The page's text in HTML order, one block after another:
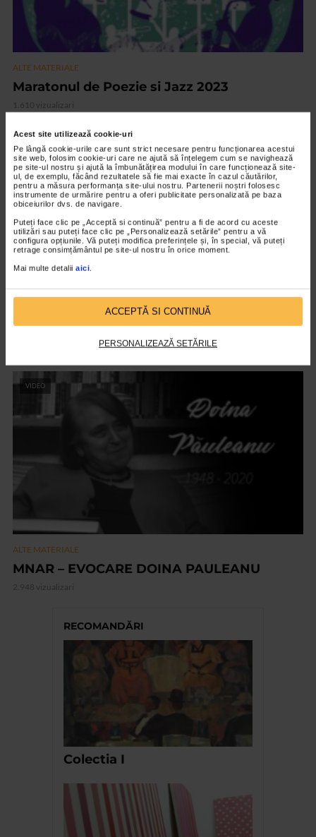
Acest site utilizează cookie-uri
Pe lângă cookie-urile care sunt strict necesare pentru funcționarea acestui
site web, folosim cookie-uri care ne ajută să înțelegem cum se navighează
pe site-ul nostru și ajută la îmbunătățirea modului în care funcționează site-
ul, de exemplu, făcând rezultatele să fie mai exacte în cazul căutărilor,
pentru a măsura performanța site-ului nostru. Partenerii noștri folosesc
instrumente de urmărire pentru a oferi publicitate personalizată pe baza
obiceiurilor dvs. de navigare.
Puteți face clic pe „Acceptă si continuă” pentru a fi de acord cu aceste
utilizări sau puteți face clic pe „Personalizează setările” pentru a vă
configura opțiunile. Vă puteți modifica preferințele și, în special, vă puteți
retrage consimțământul pe site-ul nostru în orice moment.
Mai multe detalii aici
ACCEPTĂ SI CONTINUĂ
PERSONALIZEAZĂ SETĂRILE
ALTE MATERIALE
Maratonul de Poezie si Jazz 2023
1.610 vizualizari
VIDEO
Art Safari 2021 – editia a VIII a
VIDEO
ALTE MATERIALE
MNAR – EVOCARE DOINA PAULEANU
2.948 vizualizari
RECOMANDĂRI
Colectia I